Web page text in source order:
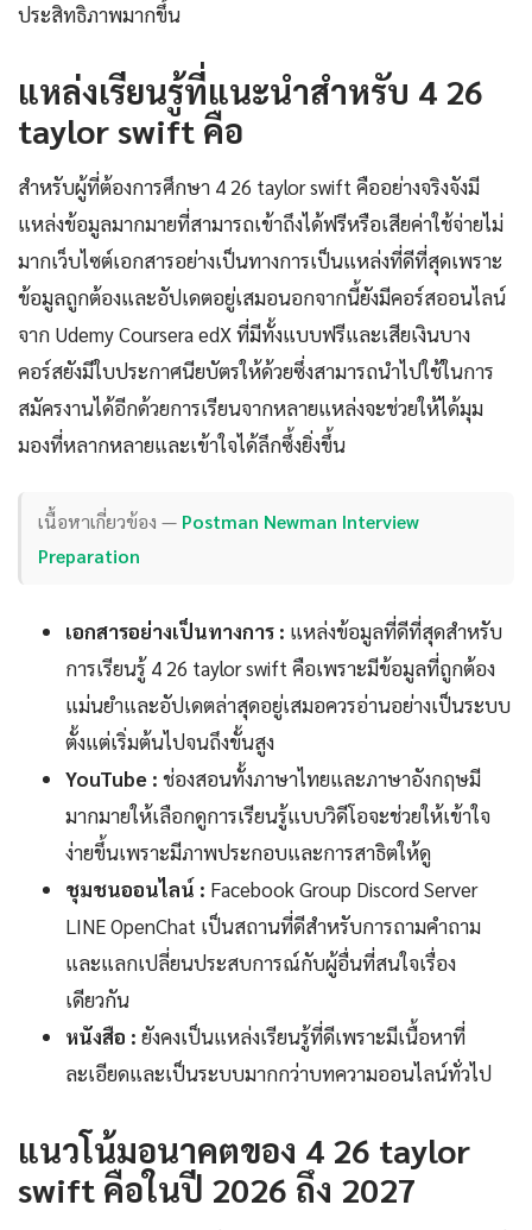
ประสิทธิภาพมากขึ้น
แหล่งเรียนรู้ที่แนะนำสำหรับ 4 26
taylor swift คือ
สำหรับผู้ที่ต้องการศึกษา 4 26 taylor swift คืออย่างจริงจังมี
แหล่งข้อมูลมากมายที่สามารถเข้าถึงได้ฟรีหรือเสียค่าใช้จ่ายไม่
มากเว็บไซต์เอกสารอย่างเป็นทางการเป็นแหล่งที่ดีที่สุดเพราะ
ข้อมูลถูกต้องและอัปเดตอยู่เสมอนอกจากนี้ยังมีคอร์สออนไลน์
จาก Udemy Coursera edX ที่มีทั้งแบบฟรีและเสียเงินบาง
คอร์สยังมีใบประกาศนียบัตรให้ด้วยซึ่งสามารถนำไปใช้ในการ
สมัครงานได้อีกด้วยการเรียนจากหลายแหล่งจะช่วยให้ได้มุม
มองที่หลากหลายและเข้าใจได้ลึกซึ้งยิ่งขึ้น
เนื้อหาเกี่ยวข้อง — Postman Newman Interview
Preparation
เอกสารอย่างเป็นทางการ : แหล่งข้อมูลที่ดีที่สุดสำหรับ
การเรียนรู้ 4 26 taylor swift คือเพราะมีข้อมูลที่ถูกต้อง
แม่นยำและอัปเดตล่าสุดอยู่เสมอควรอ่านอย่างเป็นระบบ
ตั้งแต่เริ่มต้นไปจนถึงขั้นสูง
YouTube : ช่องสอนทั้งภาษาไทยและภาษาอังกฤษมี
มากมายให้เลือกดูการเรียนรู้แบบวิดีโอจะช่วยให้เข้าใจ
ง่ายขึ้นเพราะมีภาพประกอบและการสาธิตให้ดู
ชุมชนออนไลน์ : Facebook Group Discord Server
LINE OpenChat เป็นสถานที่ดีสำหรับการถามคำถาม
และแลกเปลี่ยนประสบการณ์กับผู้อื่นที่สนใจเรื่อง
เดียวกัน
หนังสือ : ยังคงเป็นแหล่งเรียนรู้ที่ดีเพราะมีเนื้อหาที่
ละเอียดและเป็นระบบมากกว่าบทความออนไลน์ทั่วไป
แนวโน้มอนาคตของ 4 26 taylor
swift คือในปี 2026 ถึง 2027